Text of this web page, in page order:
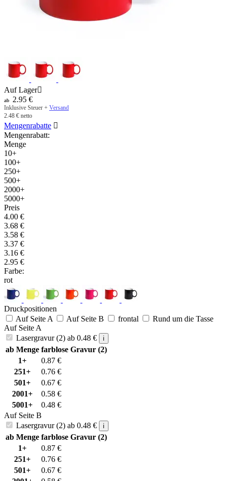
Auf Lager
ab 2.95 €
Inklusive Steuer + Versand
2.48 € netto
Mengenrabatte 
Mengenrabatt:
Menge
10+
100+
250+
500+
2000+
5000+
Preis
4.00 €
3.68 €
3.58 €
3.37 €
3.16 €
2.95 €
Farbe:
rot
Druckpositionen
Auf Seite A
Auf Seite B frontal
Rund um die Tasse
Auf Seite A
Lasergravur (2) ab 0.48 € i
ab Menge farblose Gravur (2)
1+
0.87 €
251+
0.76 €
501+
0.67 €
2001+
0.58 €
5001+
0.48 €
Auf Seite B
Lasergravur (2) ab 0.48 € i
ab Menge farblose Gravur (2)
1+
0.87 €
251+
0.76 €
501+
0.67 €